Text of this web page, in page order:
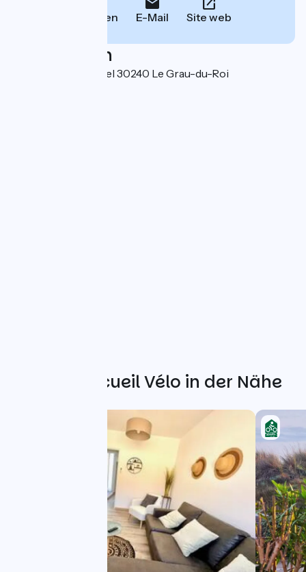
Anrufen E-Mail Site web
Localisation
97 rue Louise Michel 30240 Le Grau-du-Roi
Weitere Accueil Vélo in der Nähe